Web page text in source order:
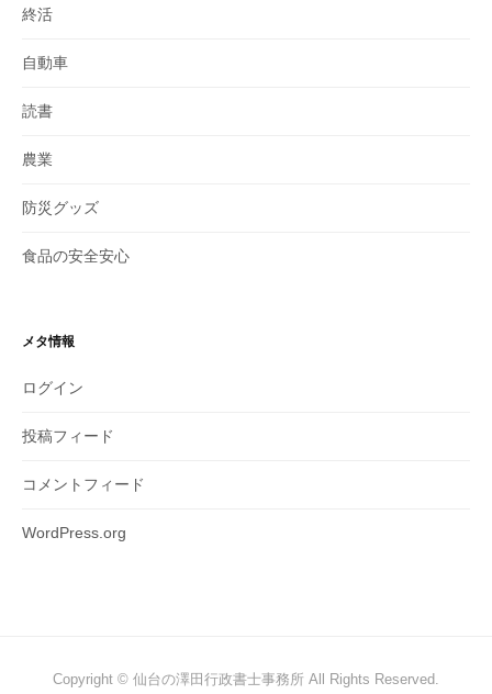
終活
自動車
読書
農業
防災グッズ
食品の安全安心
メタ情報
ログイン
投稿フィード
コメントフィード
WordPress.org
Copyright © 仙台の澤田行政書士事務所 All Rights Reserved.